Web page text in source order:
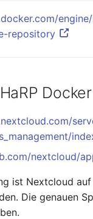
Mai
repository
nextcloud/
ist Nextcloud
Die genauen